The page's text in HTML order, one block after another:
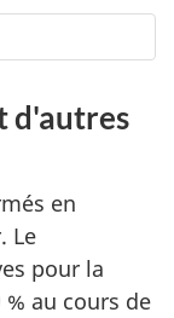
d'autres
en
Le
pour la
au cours de